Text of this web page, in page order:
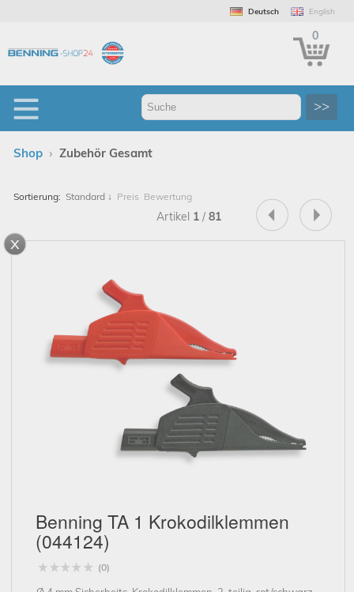
Deutsch English
0
>>
Schließen
Shop › Zubehör Gesamt
Sortierung: Standard ↓ Preis Bewertung
Artikel 1 / 81
Benning TA 1 Krokodilklemmen
(044124)
(0)
x